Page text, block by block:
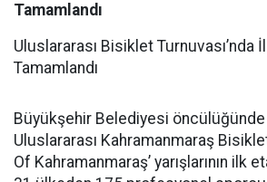
Tamamlandı
Uluslararası Bisiklet Turnuvası’nda
Tamamlandı
Büyükşehir Belediyesi
Uluslararası Kahramanmaraş Bisiklet
Of Kahramanmaraş’ yarışlarının ilk